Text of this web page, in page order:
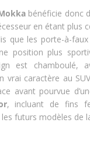
bénéficie donc
en étant plus
que les porte-à-
position plus
est chamboulé,
vrai caractère au
avant pourvue
, incluant de fins
futurs modèles de